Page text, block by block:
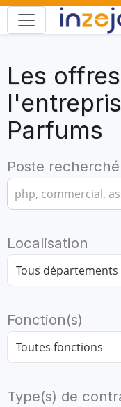
Les
Parfums
Poste recherché
Localisation
Fonction(s)
Type(s) de